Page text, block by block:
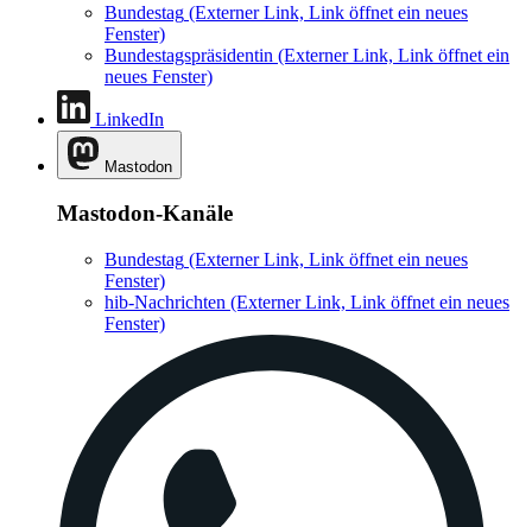
Bundestag (Externer Link, Link öffnet ein neues
Fenster)
Bundestagspräsidentin (Externer Link, Link öffnet ein
neues Fenster)
LinkedIn
Mastodon
Mastodon-Kanäle
Bundestag (Externer Link, Link öffnet ein neues
Fenster)
hib-Nachrichten (Externer Link, Link öffnet ein neues
Fenster)